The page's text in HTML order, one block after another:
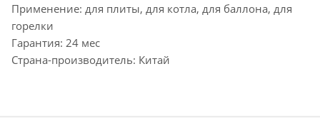
Применение: для плиты, для котла, для баллона, для
горелки
Гарантия: 24 мес
Страна-производитель: Китай